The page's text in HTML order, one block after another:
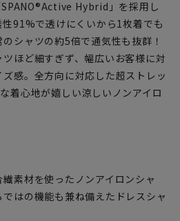
Hybrid」を採用し
91%で透けにくいから1枚着でも
シャツの約5倍で通気性も抜群！
ほど細すぎず、幅広いお客様に対
感。全方向に対応した超ストレッ
着心地が嬉しい涼しいノンアイロ
素材を使ったノンアイロンシャ
はの機能も兼ね備えたドレスシャ